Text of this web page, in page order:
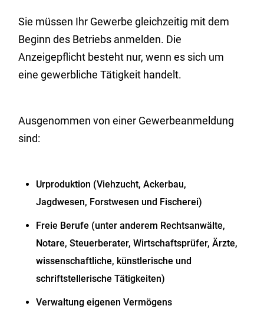
Sie müssen Ihr Gewerbe gleichzeitig mit dem
Beginn des Betriebs anmelden. Die
Anzeigepflicht besteht nur, wenn es sich um
eine gewerbliche Tätigkeit handelt.
Ausgenommen von einer Gewerbeanmeldung
sind:
Urproduktion (Viehzucht, Ackerbau,
Jagdwesen, Forstwesen und Fischerei)
Freie Berufe (unter anderem Rechtsanwälte,
Notare, Steuerberater, Wirtschaftsprüfer, Ärzte,
wissenschaftliche, künstlerische und
schriftstellerische Tätigkeiten)
Verwaltung eigenen Vermögens